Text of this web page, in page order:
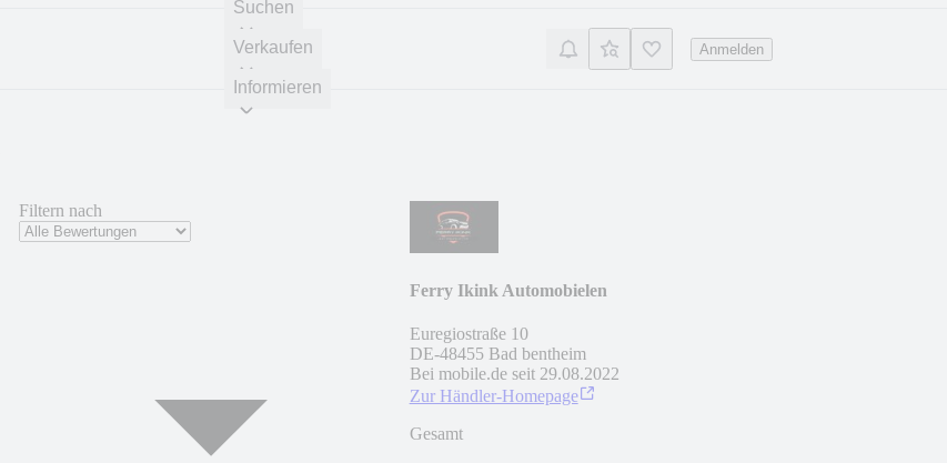
Suchen
Verkaufen
Informieren
Anmelden
Filtern nach
Ferry Ikink Automobielen
Euregiostraße 10
DE-48455 Bad bentheim
Bei mobile.de seit 29.08.2022
Zur Händler-Homepage
Gesamt